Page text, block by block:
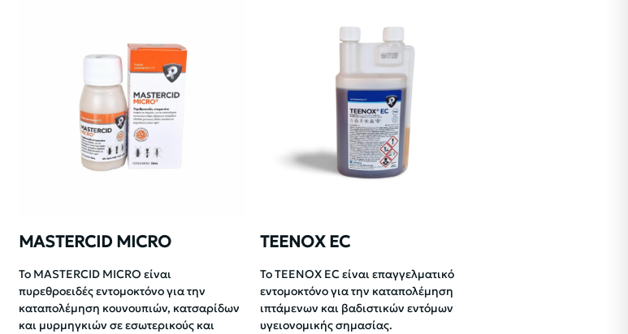
MASTERCID MICRO
Το MASTERCID MICRO είναι
πυρεθροειδές εντομοκτόνο για την
καταπολέμηση κουνουπιών, κατσαρίδων
και μυρμηγκιών σε εσωτερικούς και
TEENOX EC
Το TEENOX EC είναι επαγγελματικό
εντομοκτόνο για την καταπολέμηση
ιπτάμενων και βαδιστικών εντόμων
υγειονομικής σημασίας.